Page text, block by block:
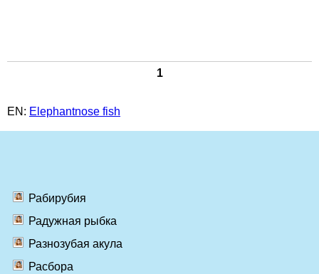
1
EN: Elephantnose fish
Рабирубия
Радужная рыбка
Разнозубая акула
Расбора